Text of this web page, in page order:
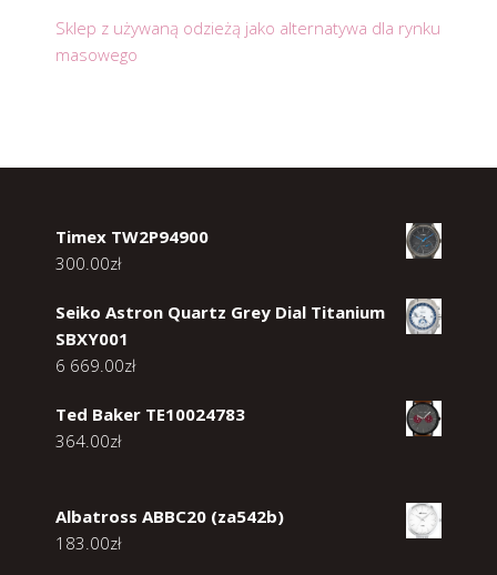
Sklep z używaną odzieżą jako alternatywa dla rynku
masowego
Timex TW2P94900
300.00zł
Seiko Astron Quartz Grey Dial Titanium
SBXY001
6 669.00zł
Ted Baker TE10024783
364.00zł
Albatross ABBC20 (za542b)
183.00zł